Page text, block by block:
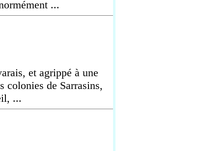
...
et agrippé à une
colonies de Sarrasins,
...